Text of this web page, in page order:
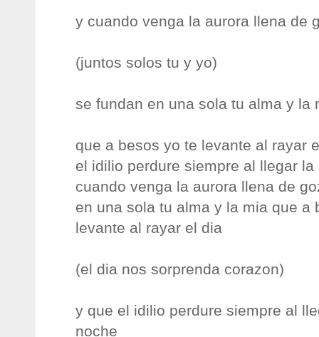
y cuando venga la aurora llena de
(juntos solos tu y yo)
se fundan en una sola tu alma y la
que a besos yo te levante al rayar
el idilio perdure siempre al llegar la
cuando venga la aurora llena de
en una sola tu alma y la mia que a
levante al rayar el dia
(el dia nos sorprenda corazon)
y que el idilio perdure siempre al
noche